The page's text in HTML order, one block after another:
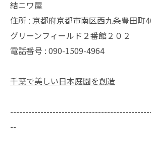
結ニワ屋
住所 : 京都府京都市南区西九条豊田町
グリーンフィールド２番館２０２
電話番号 : 090-1509-4964
千葉で美しい日本庭園を創造
--